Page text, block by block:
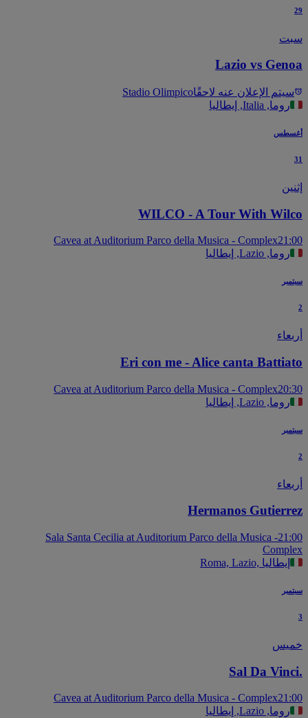
Lazio vs
الإعلان عنه لاحقًاStadio Olimpico
روما, Italia, إيطاليا
WILCO - A Tour With
Cavea at Auditorium Parco della Musica - Complex
روما, Lazio, إيطاليا
Eri con me - Alice canta
Cavea at Auditorium Parco della Musica - Complex
روما, Lazio, إيطاليا
Hermanos
Sala Santa Cecilia at Auditorium Parco della Musica -
Roma, Lazio, إيطاليا
Sal Da
Cavea at Auditorium Parco della Musica - Complex
روما, Lazio, إيطاليا